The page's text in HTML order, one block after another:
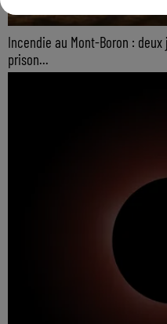
Incendie au Mont-Boron :
prison...